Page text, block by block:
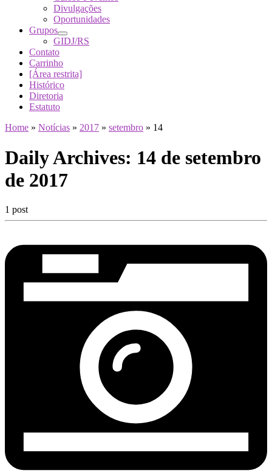
Divulgações
Oportunidades
Grupos
GIDJ/RS
Contato
Carrinho
[Área restrita]
Histórico
Diretoria
Estatuto
Home » Notícias » 2017 » setembro » 14
Daily Archives: 14 de setembro
de 2017
1 post